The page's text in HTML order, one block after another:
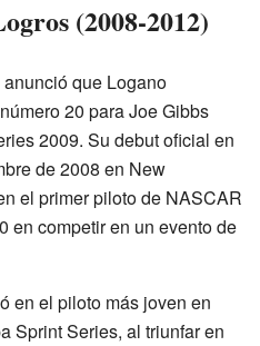
(2008-2012)
que Logano
20 para Joe Gibbs
2009. Su debut oficial en
de 2008 en New
el primer piloto de NASCAR
en competir en un evento de
en el piloto más joven en
Sprint Series, al triunfar en